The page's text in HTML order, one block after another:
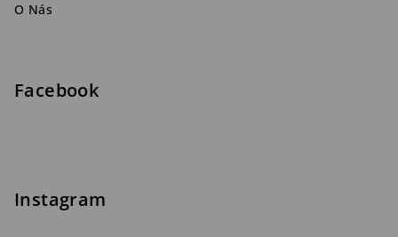
O Nás
Facebook
Instagram